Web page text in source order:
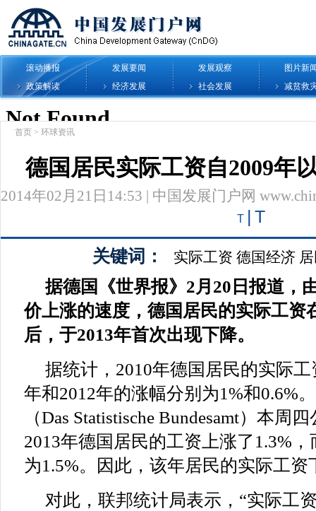
滚动播报 发展要闻 发展观察
图片新
政策解读
经济发展 社会发展 减贫救
首页 > 环球资讯
德国居民实际工资自2009年
2014年02月21日14:53 | 中国发展门户网
T T
关键词： 实际工资 德国经济
据德国《世界报》2月20日报道，
价上涨的速度，德国居民的实际工资
后，于2013年首次出现下降。
据统计，2010年德国居民的实际工
年和2012年的涨幅分别为1%和0.6%
（Das Statistische Bundesamt）本周
2013年德国居民的工资上涨了1.3%
为1.5%。因此，该年居民的实际工资
对此，联邦统计局表示，“实际工